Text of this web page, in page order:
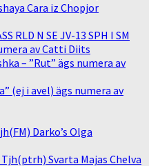
Cara iz Chopjor
RLD N SE JV-13 SPH I SM
av Catti Diits
– ”Rut” ägs numera av
(ej i avel) ägs numera av
Darko’s Olga
Tjh(ptrh) Svarta Majas Chelva